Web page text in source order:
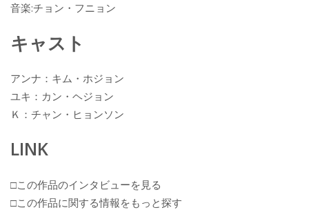
音楽:チョン・フニョン
キャスト
アンナ：キム・ホジョン
ユキ：カン・ヘジョン
Ｋ：チャン・ヒョンソン
LINK
□この作品のインタビューを見る
□この作品に関する情報をもっと探す